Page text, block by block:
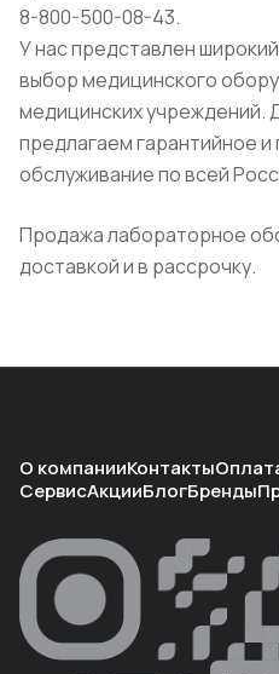
8-800-500-08-43.
У нас представлен
выбор медицинского
медицинских учреждений.
предлагаем гарантийное и
обслуживание по всей
Продажа лабораторное
доставкой и в рассрочку.
О компанииКонтакты
СервисАкцииБлогБренды